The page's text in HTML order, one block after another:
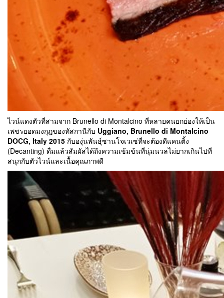
ไวน์แดงตัวที่สามจาก Brunello di Montalcino ที่หลายคนยกย่องให้เป็น
เพชรยอดมงกุฎของทัสกานีกับ Uggiano, Brunello di Montalcino
DOCG, Italy 2015 กับองุ่นพันธุ์ซานโจเวเซ่ที่จะต้องดีแคนติ้ง
(Decanting) ดื่มแล้วสัมผัสได้ถึงความเข้มข้นที่นุ่มนวลไม่ยากเกินไปที่
สนุกกับตัวไวน์และเนื้อคุณภาพดี